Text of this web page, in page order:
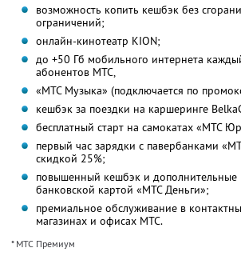
возможность копить кешбэк без
ограничений;
онлайн-кинотеатр KION;
до +50 Гб мобильного интернета
абонентов МТС,
«МТС Музыка» (подключается по
кешбэк за поездки на каршеринге
бесплатный старт на самокатах «МТС
первый час зарядки с павербанками
скидкой 25%;
повышенный кешбэк и дополнительные
банковской картой «МТС Деньги»;
премиальное обслуживание в
магазинах и офисах МТС.
* МТС Премиум